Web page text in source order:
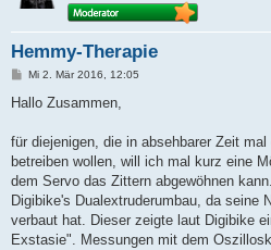
Hemmy-Therapie
B
i
a
Mi 2. Mär 2016, 12:05
Hallo Zusammen,
für diejenigen, die in absehbarer Zeit
betreiben wollen, will ich mal kurz eine
dem Servo das Zittern abgewöhnen
Digibike's Dualextruderumbau, da seine
verbaut hat. Dieser zeigte laut Digibike
Exstasie". Messungen mit dem